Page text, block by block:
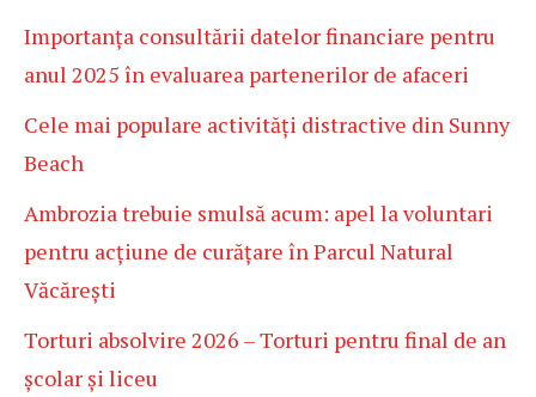
Importanța consultării datelor financiare pentru
anul 2025 în evaluarea partenerilor de afaceri
Cele mai populare activități distractive din Sunny
Beach
Ambrozia trebuie smulsă acum: apel la voluntari
pentru acțiune de curățare în Parcul Natural
Văcărești
Torturi absolvire 2026 – Torturi pentru final de an
școlar și liceu